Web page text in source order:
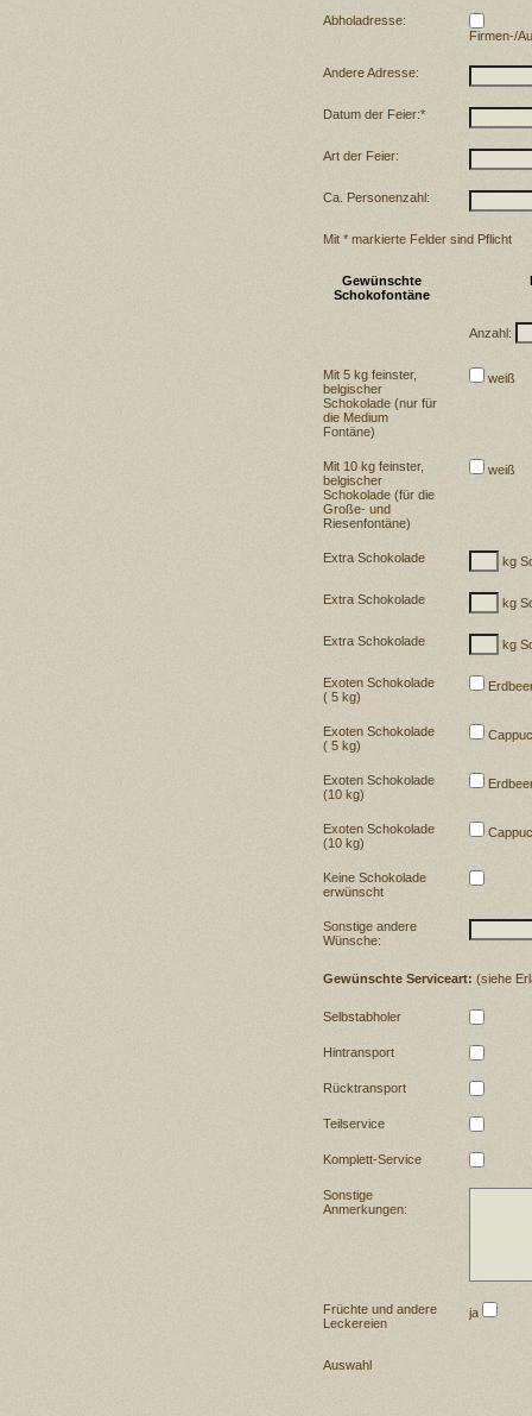
Abholadresse:
Firmen-/
Andere Adresse:
Datum der Feier:*
Art der Feier:
Ca. Personenzahl:
Mit * markierte Felder sind Pflicht
Gewünschte
Schokofontäne
Anzahl:
Mit 5 kg feinster,
belgischer
Schokolade (nur für
die Medium
Fontäne)
weiß
Mit 10 kg feinster,
belgischer
Schokolade (für die
Große- und
Riesenfontäne)
weiß
Extra Schokolade kg
Extra Schokolade kg
Extra Schokolade kg
Exoten Schokolade
( 5 kg)
Exoten Schokolade
( 5 kg)
Exoten Schokolade
(10 kg)
Exoten Schokolade
(10 kg)
Keine Schokolade
erwünscht
Sonstige andere
Wünsche:
Gewünschte Serviceart: (siehe
Selbstabholer
Hintransport
Rücktransport
Teilservice
Komplett-Service
Sonstige
Anmerkungen:
Früchte und andere
Leckereien
ja
Auswahl